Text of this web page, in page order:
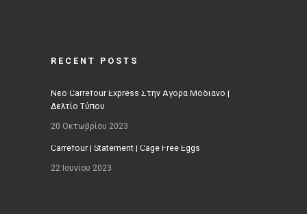
RECENT POSTS
Νέο Carrefour Express Στην Αγορά Μοδιάνο |
Δελτίο Τύπου
20 Οκτωβρίου 2023
Carrefour | Statement | Cage Free Eggs
22 Ιουνίου 2023